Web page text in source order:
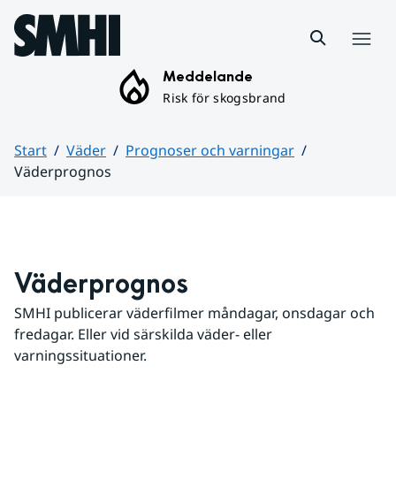
Hoppa till sidans innehåll
Meddelande
Risk för skogsbrand
Start Väder
Prognoser och varningar
Väderprognos
Väderprognos
SMHI publicerar väderfilmer måndagar, onsdagar och
fredagar. Eller vid särskilda väder- eller
varningssituationer.